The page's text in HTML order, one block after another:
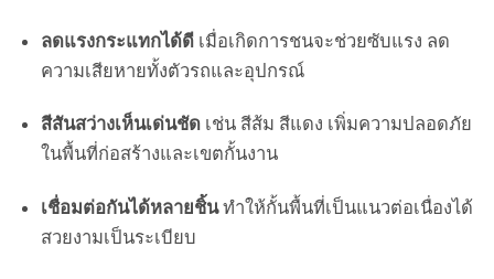
ลดแรงกระแทกได้ดีเมื่อเกิดการชนจะช่วยซับแรง ลด
ความเสียหายทั้งตัวรถและอุปกรณ์
สีสันสว่างเห็นเด่นชัดเช่น สีส้ม สีแดง เพิ่มความปลอดภัย
ในพื้นที่ก่อสร้างและเขตกั้นงาน
เชื่อมต่อกันได้หลายชิ้นทำให้กั้นพื้นที่เป็นแนวต่อเนื่องได้
สวยงามเป็นระเบียบ